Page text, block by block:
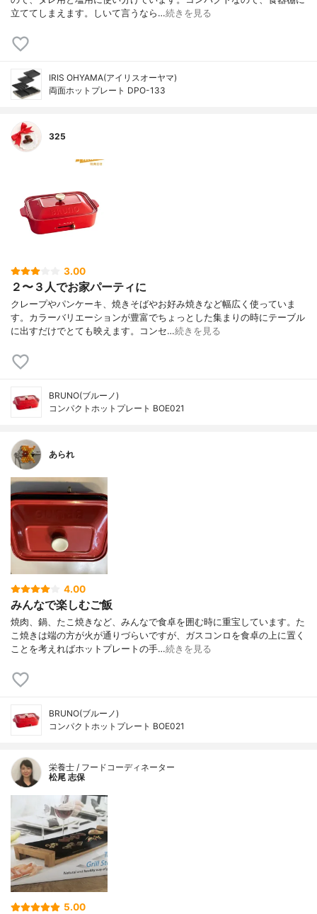
立ててしまえます。しいて言うなら…続きを見る
IRIS OHYAMA(アイリスオーヤマ)
両面ホットプレート DPO-133
325
3.00
２〜３人でお家パーティに
クレープやパンケーキ、焼きそばやお好み焼きなど幅広く使っていま
す。カラーバリエーションが豊富でちょっとした集まりの時にテーブル
に出すだけでとても映えます。コンセ…続きを見る
BRUNO(ブルーノ)
コンパクトホットプレート BOE021
あられ
4.00
みんなで楽しむご飯
焼肉、鍋、たこ焼きなど、みんなで食卓を囲む時に重宝しています。た
こ焼きは端の方が火が通りづらいですが、ガスコンロを食卓の上に置く
ことを考えればホットプレートの手…続きを見る
BRUNO(ブルーノ)
コンパクトホットプレート BOE021
栄養士 / フードコーディネーター
松尾 志保
5.00